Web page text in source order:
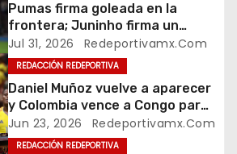
Pumas firma goleada en la
frontera; Juninho firma un
triplete en la casa de Juárez
Jul 31, 2026 Redeportivamx.com
REDACCIÓN REDEPORTIVA
Daniel Muñoz vuelve a aparecer
y Colombia vence a Congo para
acercarse a la Fase final
Jun 23, 2026 Redeportivamx.com
REDACCIÓN REDEPORTIVA